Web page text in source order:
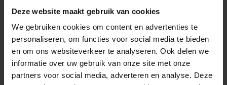
Deze website maakt gebruik van cookies
We gebruiken cookies om content en advertenties te
personaliseren, om functies voor social media te bieden
en om ons websiteverkeer te analyseren. Ook delen we
informatie over uw gebruik van onze site met onze
partners voor social media, adverteren en analyse. Deze
werknemer van jouw onderaannemer en het loon
per werknemer en per werk kunt aantonen, en je
kunt aantonen dat de werknemers over een geldige
verblijfs- of tewerkstellingsvergunning beschikken. Je
voldoet aan deze voorwaarden als je de volgende
gegevens van elk ingeleend personeelslid registreert: